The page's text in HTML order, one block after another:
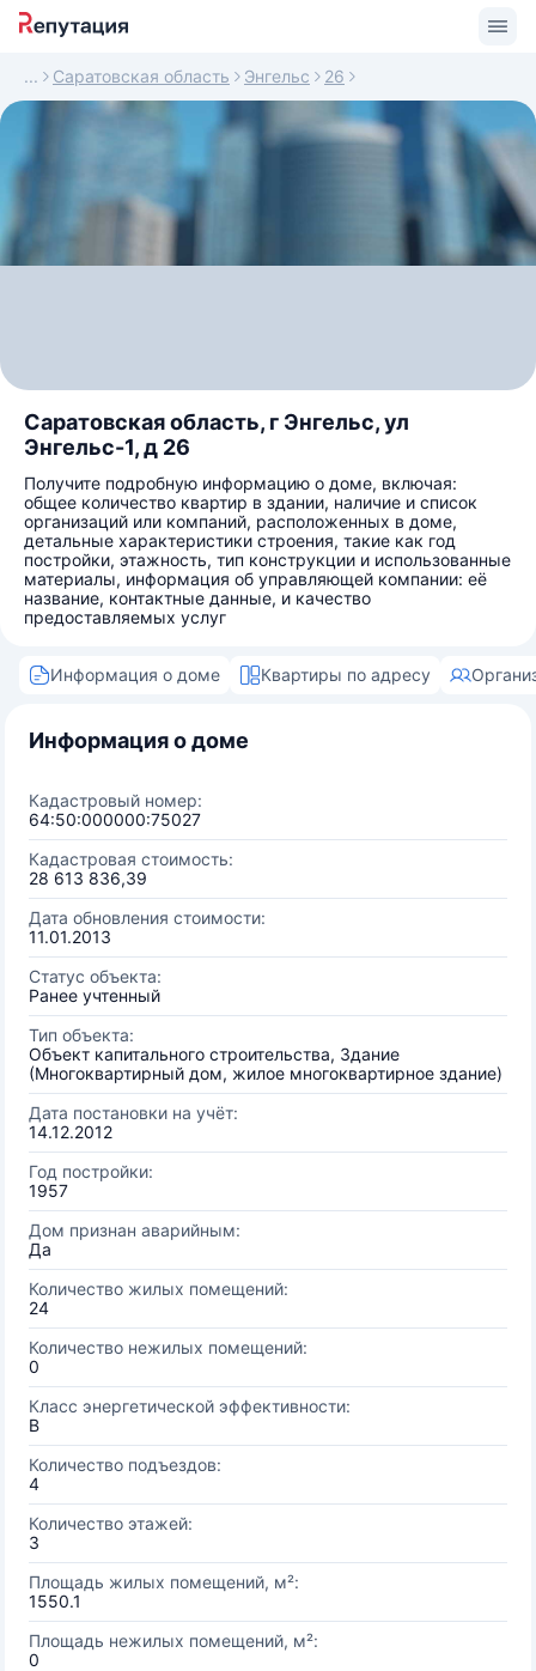
Саратовская область Энгельс 26
Саратовская область, г Энгельс, ул
Энгельс-1, д 26
Получите подробную информацию о доме, включая:
общее количество квартир в здании, наличие и список
организаций или компаний, расположенных в доме,
детальные характеристики строения, такие как год
постройки, этажность, тип конструкции и использованные
материалы, информация об управляющей компании: её
название, контактные данные, и качество
предоставляемых услуг
Информация о доме Квартиры по адресу
Информация о доме
Кадастровый номер:
64:50:000000:75027
Кадастровая стоимость:
28 613 836,39
Дата обновления стоимости:
11.01.2013
Статус объекта:
Ранее учтенный
Тип объекта:
Объект капитального строительства, Здание
(Многоквартирный дом, жилое многоквартирное здание)
Дата постановки на учёт:
14.12.2012
Год постройки:
1957
Дом признан аварийным:
Да
Количество жилых помещений:
24
Количество нежилых помещений:
0
Класс энергетической эффективности:
B
Количество подъездов:
4
Количество этажей:
3
Площадь жилых помещений, м²:
1550.1
Площадь нежилых помещений, м²:
0